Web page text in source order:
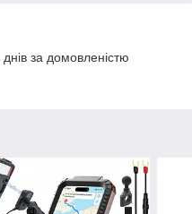
за домовленістю